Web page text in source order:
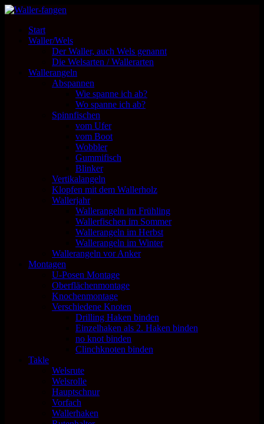
Start
Waller/Wels
Der Waller, auch Wels genannt
Die Welsarten / Wallerarten
Wallerangeln
Abspannen
Wie spanne ich ab?
Wo spanne ich ab?
Spinnfischen
vom Ufer
vom Boot
Wobbler
Gummifisch
Blinker
Vertikalangeln
Klopfen mit dem Wallerholz
Wallerjahr
Wallerangeln im Frühling
Wallerfischen im Sommer
Wallerangeln im Herbst
Wallerangeln im Winter
Wallerangeln vor Anker
Montagen
U-Posen Montage
Oberflächenmontage
Knochenmontage
Verschiedene Knoten
Drilling Haken binden
Einzelhaken als 2. Haken binden
no knot binden
Clinchknoten binden
Takle
Welsrute
Welsrolle
Hauptschnur
Vorfach
Wallerhaken